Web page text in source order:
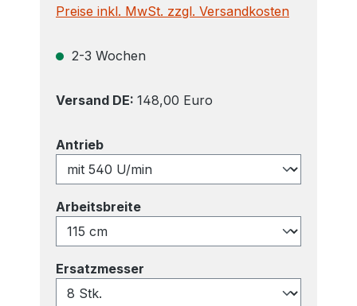
Preise inkl. MwSt. zzgl. Versandkosten
2-3 Wochen
Versand DE: 148,00 Euro
Antriebauswählen
Arbeitsbreiteauswählen
Ersatzmesser